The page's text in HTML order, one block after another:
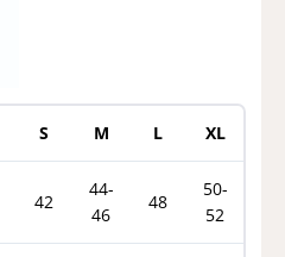
S M L XL
42
44-
46
48
50-
52